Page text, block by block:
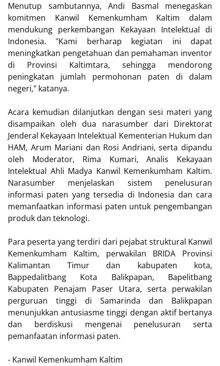
Menutup sambutannya, Andi Basmal menegaskan
komitmen Kanwil Kemenkumham Kaltim dalam
mendukung perkembangan Kekayaan Intelektual di
Indonesia. "Kami berharap kegiatan ini dapat
meningkatkan pengetahuan dan pemahaman inventor
di Provinsi Kaltimtara, sehingga mendorong
peningkatan jumlah permohonan paten di dalam
negeri," katanya.
Acara kemudian dilanjutkan dengan sesi materi yang
disampaikan oleh dua narasumber dari Direktorat
Jenderal Kekayaan Intelektual Kementerian Hukum dan
HAM, Arum Mariani dan Rosi Andriani, serta dipandu
oleh Moderator, Rima Kumari, Analis Kekayaan
Intelektual Ahli Madya Kanwil Kemenkumham Kaltim.
Narasumber menjelaskan sistem penelusuran
informasi paten yang tersedia di Indonesia dan cara
memanfaatkan informasi paten untuk pengembangan
produk dan teknologi.
Para peserta yang terdiri dari pejabat struktural Kanwil
Kemenkumham Kaltim, perwakilan BRIDA Provinsi
Kalimantan Timur dan kabupaten kota,
Bappedalitbang Kota Balikpapan, Bapelitbang
Kabupaten Penajam Paser Utara, serta perwakilan
perguruan tinggi di Samarinda dan Balikpapan
menunjukkan antusiasme tinggi dengan aktif bertanya
dan berdiskusi mengenai penelusuran serta
pemanfaatan informasi paten.
- Kanwil Kemenkumham Kaltim